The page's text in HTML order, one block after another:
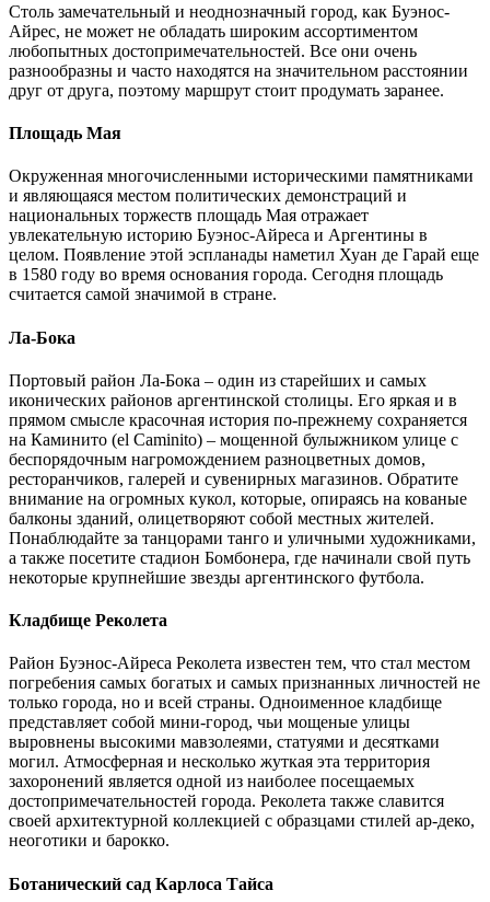
Столь замечательный и неоднозначный город, как Буэнос-
Айрес, не может не обладать широким ассортиментом
любопытных достопримечательностей. Все они очень
разнообразны и часто находятся на значительном расстоянии
друг от друга, поэтому маршрут стоит продумать заранее.
Площадь Мая
Окруженная многочисленными историческими памятниками
и являющаяся местом политических демонстраций и
национальных торжеств площадь Мая отражает
увлекательную историю Буэнос-Айреса и Аргентины в
целом. Появление этой эспланады наметил Хуан де Гарай еще
в 1580 году во время основания города. Сегодня площадь
считается самой значимой в стране.
Ла-Бока
Портовый район Ла-Бока – один из старейших и самых
иконических районов аргентинской столицы. Его яркая и в
прямом смысле красочная история по-прежнему сохраняется
на Каминито (el Caminito) – мощенной булыжником улице с
беспорядочным нагромождением разноцветных домов,
ресторанчиков, галерей и сувенирных магазинов. Обратите
внимание на огромных кукол, которые, опираясь на кованые
балконы зданий, олицетворяют собой местных жителей.
Понаблюдайте за танцорами танго и уличными художниками,
а также посетите стадион Бомбонера, где начинали свой путь
некоторые крупнейшие звезды аргентинского футбола.
Кладбище Реколета
Район Буэнос-Айреса Реколета известен тем, что стал местом
погребения самых богатых и самых признанных личностей не
только города, но и всей страны. Одноименное кладбище
представляет собой мини-город, чьи мощеные улицы
выровнены высокими мавзолеями, статуями и десятками
могил. Атмосферная и несколько жуткая эта территория
захоронений является одной из наиболее посещаемых
достопримечательностей города. Реколета также славится
своей архитектурной коллекцией с образцами стилей ар-деко,
неоготики и барокко.
Ботанический сад Карлоса Тайса